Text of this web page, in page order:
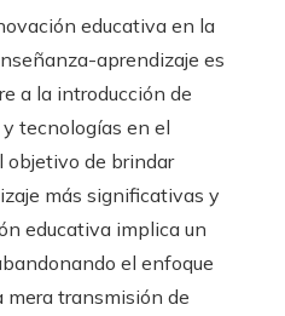
educativa en la
aprendizaje es
a la introducción de
tecnologías en el
objetivo de brindar
más significativas y
educativa implica un
el enfoque
transmisión de